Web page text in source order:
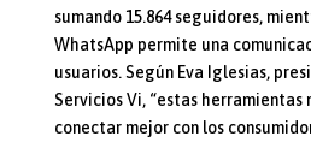
sumando 15.864 seguidores,
WhatsApp permite una
usuarios. Según Eva Iglesias,
Servicios Vi, “estas herramientas
conectar mejor con los